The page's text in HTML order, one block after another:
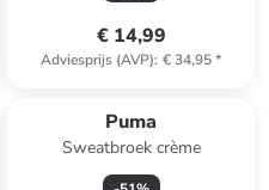
€ 14,99
Adviesprijs (AVP): € 34,95*
Puma
Sweatbroek crème